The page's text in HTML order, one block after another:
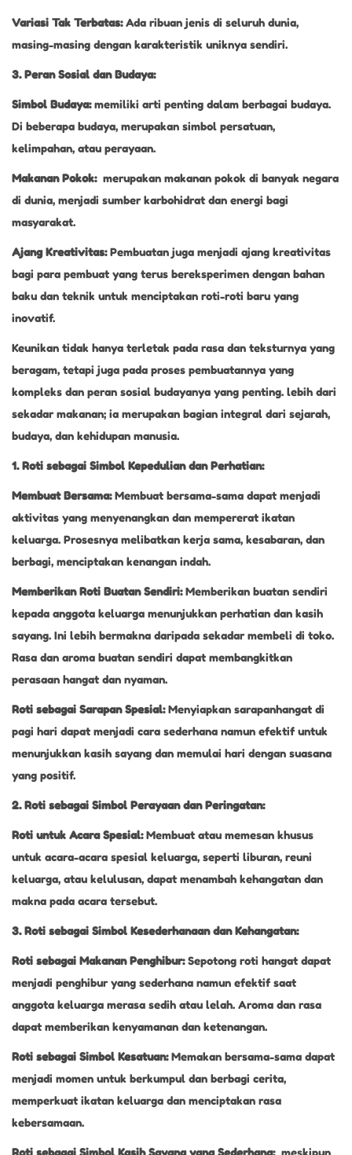
Variasi Tak Terbatas:Ada ribuan jenis di seluruh dunia,
masing-masing dengan karakteristik uniknya sendiri.
3. Peran Sosial dan Budaya:
Simbol Budaya:memiliki arti penting dalam berbagai budaya.
Di beberapa budaya, merupakan simbol persatuan,
kelimpahan, atau perayaan.
Makanan Pokok:merupakan makanan pokok di banyak negara
di dunia, menjadi sumber karbohidrat dan energi bagi
masyarakat.
Ajang Kreativitas:Pembuatan juga menjadi ajang kreativitas
bagi para pembuat yang terus bereksperimen dengan bahan
baku dan teknik untuk menciptakan roti-roti baru yang
inovatif.
Keunikan tidak hanya terletak pada rasa dan teksturnya yang
beragam, tetapi juga pada proses pembuatannya yang
kompleks dan peran sosial budayanya yang penting. lebih dari
sekadar makanan; ia merupakan bagian integral dari sejarah,
budaya, dan kehidupan manusia.
1. Roti sebagai Simbol Kepedulian dan Perhatian:
Membuat Bersama:Membuat bersama-sama dapat menjadi
aktivitas yang menyenangkan dan mempererat ikatan
keluarga. Prosesnya melibatkan kerja sama, kesabaran, dan
berbagi, menciptakan kenangan indah.
Memberikan Roti Buatan Sendiri:Memberikan buatan sendiri
kepada anggota keluarga menunjukkan perhatian dan kasih
sayang. Ini lebih bermakna daripada sekadar membeli di toko.
Rasa dan aroma buatan sendiri dapat membangkitkan
perasaan hangat dan nyaman.
Roti sebagai Sarapan Spesial:Menyiapkan sarapanhangat di
pagi hari dapat menjadi cara sederhana namun efektif untuk
menunjukkan kasih sayang dan memulai hari dengan suasana
yang positif.
2. Roti sebagai Simbol Perayaan dan Peringatan:
Roti untuk Acara Spesial:Membuat atau memesan khusus
untuk acara-acara spesial keluarga, seperti liburan, reuni
keluarga, atau kelulusan, dapat menambah kehangatan dan
makna pada acara tersebut.
3. Roti sebagai Simbol Kesederhanaan dan Kehangatan:
Roti sebagai Makanan Penghibur:Sepotong roti hangat dapat
menjadi penghibur yang sederhana namun efektif saat
anggota keluarga merasa sedih atau lelah. Aroma dan rasa
dapat memberikan kenyamanan dan ketenangan.
Roti sebagai Simbol Kesatuan:Memakan bersama-sama dapat
menjadi momen untuk berkumpul dan berbagi cerita,
memperkuat ikatan keluarga dan menciptakan rasa
kebersamaan.
Roti sebagai Simbol Kasih Sayang yang Sederhana:meskipun